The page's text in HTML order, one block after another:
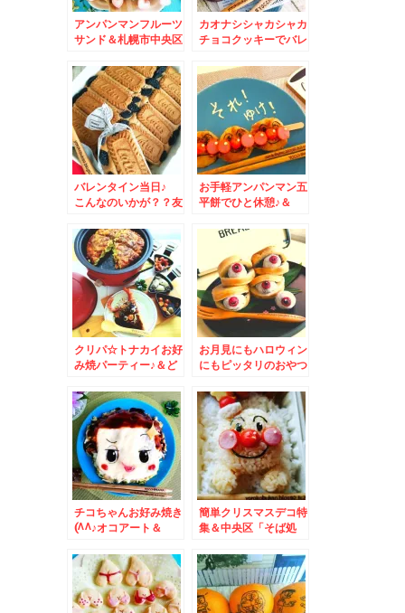
アンパンマンフルーツ
サンド＆札幌市中央区
前店」さん「ミニ角煮
丼セット」温も冷もお
蕎麦美味しいよ～♪
カオナシシャカシャカ
チョコクッキーでバレ
のジビエ 鹿肉～あば
ら肉、タン、レバー美
味しいのよ～♪
バレンタイン当日♪
こんなのいかが？？友
にも♪本命にも♪
お手軽アンパンマン五
平餅でひと休憩♪＆
クアウト「海鮮丼」を
差し入れいただいたぁ
(*´艸`*)マグロうま♪
クリパ☆トナカイお好
み焼パーティー♪＆ど
るヤツ(笑)
お月見にもハロウィン
にもピッタリのおやつ
「漁師の店富丸」さん
の「サーモン丼」♪肉
厚脂乗りくどくなくう
まっ！！
チコちゃんお好み焼き
(^^♪オコアート＆
爵」さんの「チキンカ
レー」「ブロッコリー
角煮」追加トッピング
(*´艸`*)美味♪
簡単クリスマスデコ特
集＆中央区「そば処
った件( ´艸｀)やっぱ
り角煮美味(*´艸`*)